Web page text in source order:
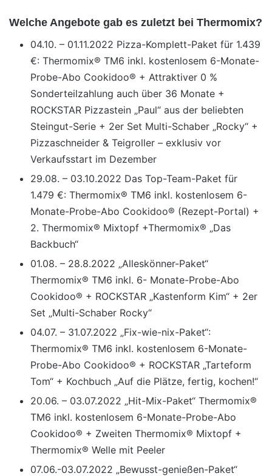
Welche Angebote gab es zuletzt bei Thermomix?
04.10. – 01.11.2022 Pizza-Komplett-Paket für 1.439
€: Thermomix® TM6 inkl. kostenlosem 6-Monate-
Probe-Abo Cookidoo® + Attraktiver 0 %
Sonderteilzahlung auch über 36 Monate +
ROCKSTAR Pizzastein „Paul“ aus der beliebten
Steingut-Serie + 2er Set Multi-Schaber „Rocky“ +
Pizzaschneider & Teigroller – exklusiv vor
Verkaufsstart im Dezember
29.08. – 03.10.2022 Das Top-Team-Paket für
1.479 €: Thermomix® TM6 inkl. kostenlosem 6-
Monate-Probe-Abo Cookidoo® (Rezept-Portal) +
2. Thermomix® Mixtopf +Thermomix® „Das
Backbuch“
01.08. – 28.8.2022 „Alleskönner-Paket“
Thermomix® TM6 inkl. 6- Monate-Probe-Abo
Cookidoo® + ROCKSTAR „Kastenform Kim“ + 2er
Set „Multi-Schaber Rocky“
04.07. – 31.07.2022 „Fix-wie-nix-Paket“:
Thermomix® TM6 inkl. kostenlosem 6-Monate-
Probe-Abo Cookidoo® + ROCKSTAR „Tarteform
Tom“ + Kochbuch „Auf die Plätze, fertig, kochen!“
20.06. – 03.07.2022 „Hit-Mix-Paket“ Thermomix®
TM6 inkl. kostenlosem 6-Monate-Probe-Abo
Cookidoo® + Zweiten Thermomix® Mixtopf +
Thermomix® Welle mit Peeler
07.06.-03.07.2022 „Bewusst-genießen-Paket“